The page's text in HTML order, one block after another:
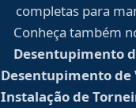
completas para
Conheça também
Desentupimento
Desentupimento de
Instalação de